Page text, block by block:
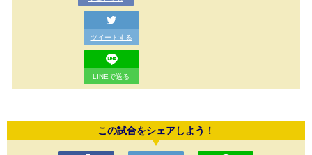
ツイートする
LINEで送る
この試合をシェアしよう！